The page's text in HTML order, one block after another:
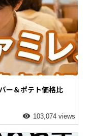
ー＆ポテト価格比
103,074 views